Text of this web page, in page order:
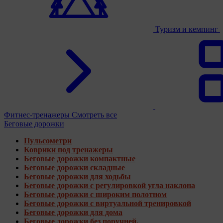
Туризм и кемпинг
Фитнес-тренажеры Смотреть все
Беговые дорожки
Пульсометри
Коврики под тренажеры
Беговые дорожки компактные
Беговые дорожки складные
Беговые дорожки для ходьбы
Беговые дорожки с регулировкой угла наклона
Беговые дорожки с широким полотном
Беговые дорожки с виртуальной тренировкой
Беговые дорожки для дома
Беговые дорожки без поручней.